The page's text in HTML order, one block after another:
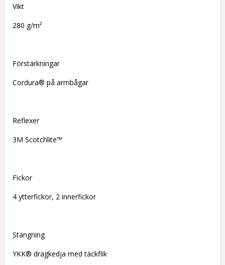
Vikt
280 g/m²
Förstärkningar
Cordura® på armbågar
Reflexer
3M Scotchlite™
Fickor
4 ytterfickor, 2 innerfickor
Stängning
YKK® dragkedja med täckflik